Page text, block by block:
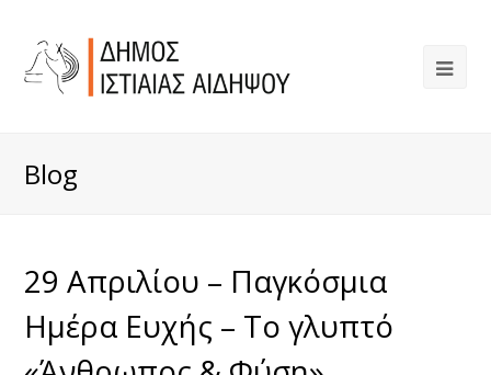
Blog
29 Απριλίου – Παγκόσμια
Ημέρα Ευχής – Το γλυπτό